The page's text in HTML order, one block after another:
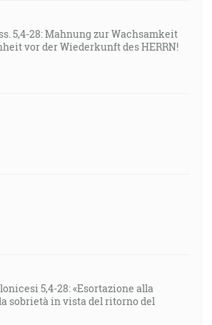
5,4-28: Mahnung zur Wachsamkeit
vor der Wiederkunft des HERRN!
5,4-28: «Esortazione alla
sobrietà in vista del ritorno del